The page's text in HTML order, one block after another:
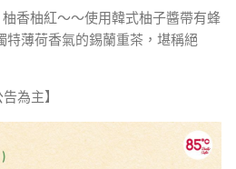
香柚紅～～使用韓式柚子醬帶有蜂
特薄荷香氣的錫蘭重茶，堪稱絕
為主】